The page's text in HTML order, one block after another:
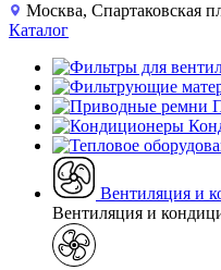
Москва, Спартаковская
Каталог
Вентиляция и
Вентиляция и